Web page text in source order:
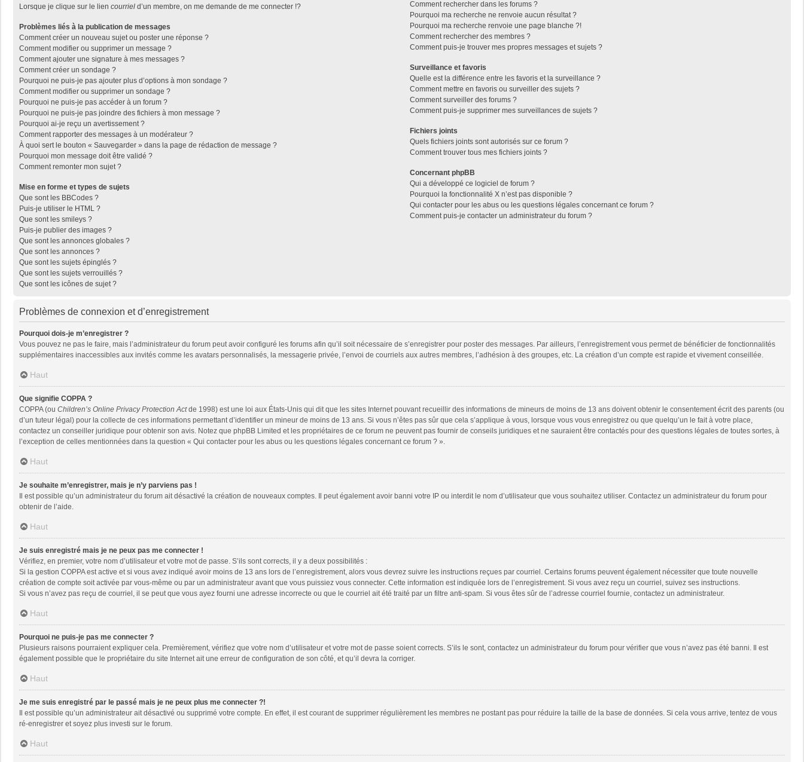
Lorsque je clique sur le lien courriel d’un membre, on me demande de me connecter !?
Problèmes liés à la publication de messages
Comment créer un nouveau sujet ou poster une réponse ?
Comment modifier ou supprimer un message ?
Comment ajouter une signature à mes messages ?
Comment créer un sondage ?
Pourquoi ne puis-je pas ajouter plus d’options à mon sondage ?
Comment modifier ou supprimer un sondage ?
Pourquoi ne puis-je pas accéder à un forum ?
Pourquoi ne puis-je pas joindre des fichiers à mon message ?
Pourquoi ai-je reçu un avertissement ?
Comment rapporter des messages à un modérateur ?
À quoi sert le bouton « Sauvegarder » dans la page de rédaction de message ?
Pourquoi mon message doit être validé ?
Comment remonter mon sujet ?
Mise en forme et types de sujets
Que sont les BBCodes ?
Puis-je utiliser le HTML ?
Que sont les smileys ?
Puis-je publier des images ?
Que sont les annonces globales ?
Que sont les annonces ?
Que sont les sujets épinglés ?
Que sont les sujets verrouillés ?
Que sont les icônes de sujet ?
Comment rechercher dans les forums ?
Pourquoi ma recherche ne renvoie aucun résultat ?
Pourquoi ma recherche renvoie une page blanche ?!
Comment rechercher des membres ?
Comment puis-je trouver mes propres messages et sujets ?
Surveillance et favoris
Quelle est la différence entre les favoris et la surveillance ?
Comment mettre en favoris ou surveiller des sujets ?
Comment surveiller des forums ?
Comment puis-je supprimer mes surveillances de sujets ?
Fichiers joints
Quels fichiers joints sont autorisés sur ce forum ?
Comment trouver tous mes fichiers joints ?
Concernant phpBB
Qui a développé ce logiciel de forum ?
Pourquoi la fonctionnalité X n’est pas disponible ?
Qui contacter pour les abus ou les questions légales concernant ce forum ?
Comment puis-je contacter un administrateur du forum ?
Problèmes de connexion et d’enregistrement
Pourquoi dois-je m’enregistrer ?
Vous pouvez ne pas le faire, mais l’administrateur du forum peut avoir configuré les forums afin qu’il soit nécessaire de s’enregistrer pour poster des messages. Par ailleurs, l’enregistrement vous permet de bénéficier de fonctionnalités
supplémentaires inaccessibles aux invités comme les avatars personnalisés, la messagerie privée, l’envoi de courriels aux autres membres, l’adhésion à des groupes, etc. La création d’un compte est rapide et vivement conseillée.
Haut
Que signifie COPPA ?
COPPA (ou Children’s Online Privacy Protection Actde 1998) est une loi aux États-Unis qui dit que les sites Internet pouvant recueillir des informations de mineurs de moins de 13 ans doivent obtenir le consentement écrit des parents (ou
d’un tuteur légal) pour la collecte de ces informations permettant d’identifier un mineur de moins de 13 ans. Si vous n’êtes pas sûr que cela s’applique à vous, lorsque vous vous enregistrez ou que quelqu’un le fait à votre place,
contactez un conseiller juridique pour obtenir son avis. Notez que phpBB Limited et les propriétaires de ce forum ne peuvent pas fournir de conseils juridiques et ne sauraient être contactés pour des questions légales de toutes sortes, à
l’exception de celles mentionnées dans la question « Qui contacter pour les abus ou les questions légales concernant ce forum ? ».
Haut
Je souhaite m’enregistrer, mais je n’y parviens pas !
Il est possible qu’un administrateur du forum ait désactivé la création de nouveaux comptes. Il peut également avoir banni votre IP ou interdit le nom d’utilisateur que vous souhaitez utiliser. Contactez un administrateur du forum pour
obtenir de l’aide.
Haut
Je suis enregistré mais je ne peux pas me connecter !
Vérifiez, en premier, votre nom d’utilisateur et votre mot de passe. S’ils sont corrects, il y a deux possibilités :
Si la gestion COPPA est active et si vous avez indiqué avoir moins de 13 ans lors de l’enregistrement, alors vous devrez suivre les instructions reçues par courriel. Certains forums peuvent également nécessiter que toute nouvelle
création de compte soit activée par vous-même ou par un administrateur avant que vous puissiez vous connecter. Cette information est indiquée lors de l’enregistrement. Si vous avez reçu un courriel, suivez ses instructions.
Si vous n’avez pas reçu de courriel, il se peut que vous ayez fourni une adresse incorrecte ou que le courriel ait été traité par un filtre anti-spam. Si vous êtes sûr de l’adresse courriel fournie, contactez un administrateur.
Haut
Pourquoi ne puis-je pas me connecter ?
Plusieurs raisons pourraient expliquer cela. Premièrement, vérifiez que votre nom d’utilisateur et votre mot de passe soient corrects. S’ils le sont, contactez un administrateur du forum pour vérifier que vous n’avez pas été banni. Il est
également possible que le propriétaire du site Internet ait une erreur de configuration de son côté, et qu’il devra la corriger.
Haut
Je me suis enregistré par le passé mais je ne peux plus me connecter ?!
Il est possible qu’un administrateur ait désactivé ou supprimé votre compte. En effet, il est courant de supprimer régulièrement les membres ne postant pas pour réduire la taille de la base de données. Si cela vous arrive, tentez de vous
ré-enregistrer et soyez plus investi sur le forum.
Haut